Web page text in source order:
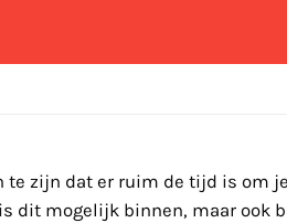
te zijn dat er ruim de tijd is om
dit mogelijk binnen, maar ook